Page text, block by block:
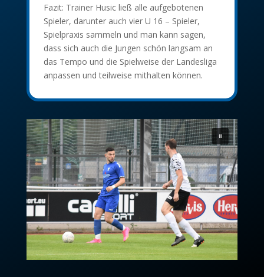
Fazit: Trainer Husic ließ alle aufgebotenen
Spieler, darunter auch vier U 16 – Spieler,
Spielpraxis sammeln und man kann sagen,
dass sich auch die Jungen schön langsam an
das Tempo und die Spielweise der Landesliga
anpassen und teilweise mithalten können.